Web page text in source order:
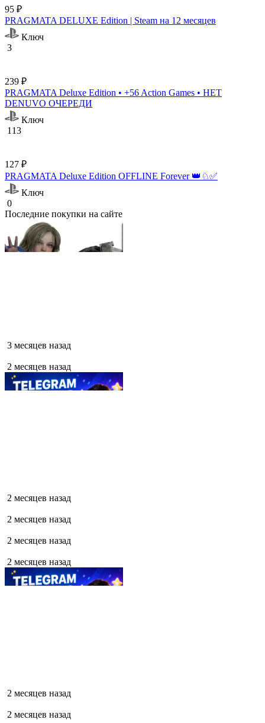
95 ₽
PRAGMATA DELUXE Edition | Steam на 12 месяцев
Ключ
3
239 ₽
PRAGMATA Deluxe Edition • +56 Action Games • НЕТ
DENUVO ОЧЕРЕДИ
Ключ
113
127 ₽
PRAGMATA Deluxe Edition OFFLINE Forever 👑♘✅
Ключ
0
Последние покупки на сайте
3 месяцев назад
2 месяцев назад
2 месяцев назад
2 месяцев назад
2 месяцев назад
2 месяцев назад
2 месяцев назад
2 месяцев назад